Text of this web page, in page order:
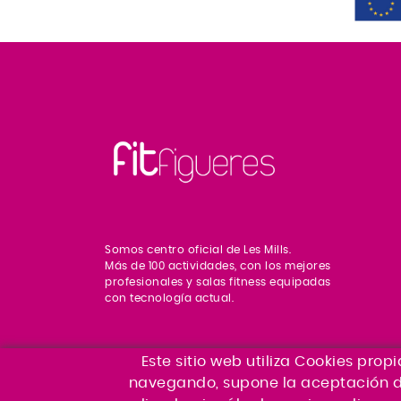
Somos centro oficial de Les Mills.
Más de 100 actividades, con los mejores
profesionales y salas fitness equipadas
con tecnología actual.
Este sitio web utiliza Cookies
navegando, supone la aceptación